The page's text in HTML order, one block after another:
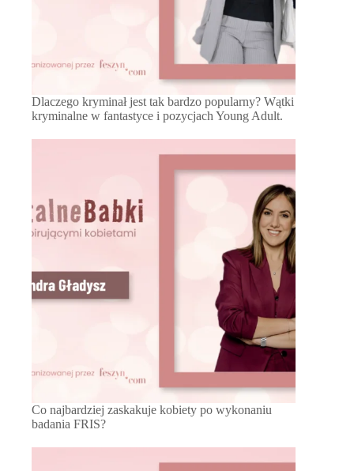
Dlaczego kryminał jest tak bardzo popularny? Wątki
kryminalne w fantastyce i pozycjach Young Adult.
Co najbardziej zaskakuje kobiety po wykonaniu
badania FRIS?